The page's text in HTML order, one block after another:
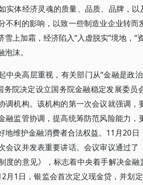
实体经济灵魂的质量、品质、品牌，以
不利的影响，以致一些制造业企业转
上加霜，经济陷入“入虚脱实”境地，“
沫。
中央高层重视，有关部门从“金融是政
院决定设立国务院金融稳定发展委员
调机构。该机构的第一次会议就强调，
融监管协调，提高统筹防范风险能力
地维护金融消费者合法权益。11月20
会议并发表重要讲话。会议审议通过
度的意见》，标志着中央着手解决金融
月1日，银监会首次定义现金贷，并划